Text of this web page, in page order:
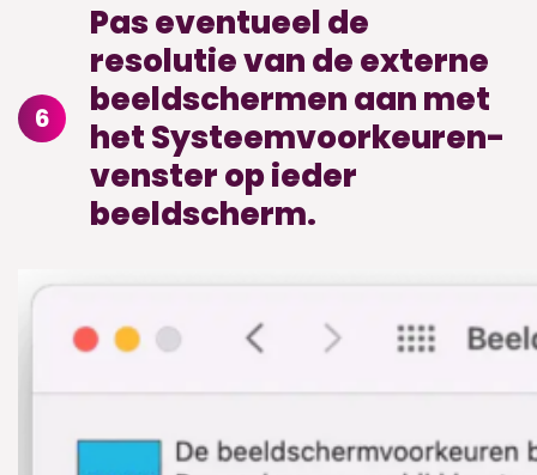
6
Pas eventueel de
resolutie van de externe
beeldschermen aan met
het Systeemvoorkeuren-
venster op ieder
beeldscherm.